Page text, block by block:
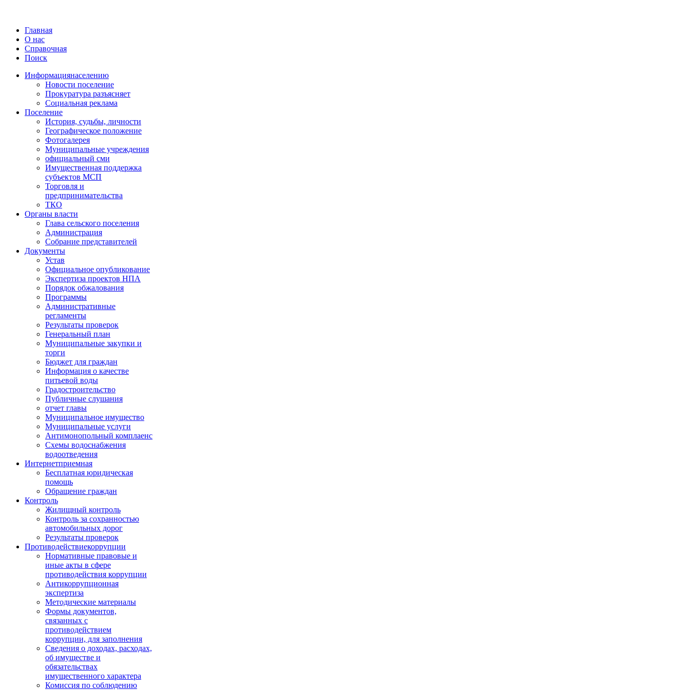
Главная
О нас
Справочная
Поиск
Информациянаселению
Новости поселение
Прокуратура разъясняет
Социальная реклама
Поселение
История, судьбы, личности
Географическое положение
Фотогалерея
Муниципальные учреждения
официальный сми
Имущественная поддержка
субъектов МСП
Торговля и
предпринимательства
ТКО
Органы власти
Глава сельского поселения
Администрация
Собрание представителей
Документы
Устав
Официальное опубликование
Экспертиза проектов НПА
Порядок обжалования
Программы
Административные
регламенты
Результаты проверок
Генеральный план
Муниципальные закупки и
торги
Бюджет для граждан
Информация о качестве
питьевой воды
Градостроительство
Публичные слушания
отчет главы
Муниципальное имущество
Муниципальные услуги
Антимонопольный комплаенс
Схемы водоснабжения
водоотведения
Интернетприемная
Бесплатная юридическая
помощь
Обращение граждан
Контроль
Жилищный контроль
Контроль за сохранностью
автомобильных дорог
Результаты проверок
Противодействиекоррупции
Нормативные правовые и
иные акты в сфере
противодействия коррупции
Антикоррупционная
экспертиза
Методические материалы
Формы документов,
связанных с
противодействием
коррупции, для заполнения
Сведения о доходах, расходах,
об имуществе и
обязательствах
имущественного характера
Комиссия по соблюдению